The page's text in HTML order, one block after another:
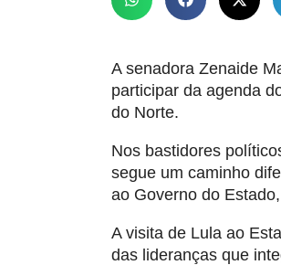
A senadora Zenaide
participar da agenda
do Norte.
Nos bastidores
segue um caminho
ao Governo do
A visita de Lula ao
das lideranças que